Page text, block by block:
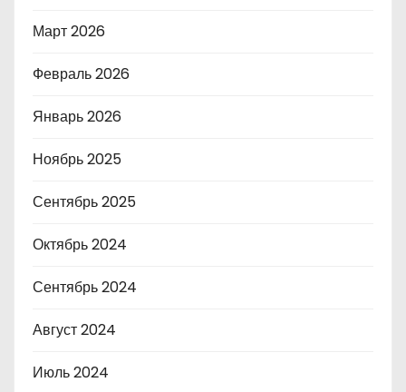
Март 2026
Февраль 2026
Январь 2026
Ноябрь 2025
Сентябрь 2025
Октябрь 2024
Сентябрь 2024
Август 2024
Июль 2024